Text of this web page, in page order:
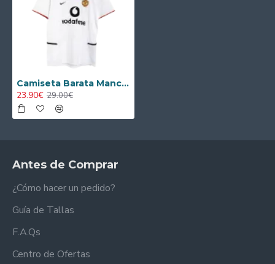
Camiseta Barata Manchester United Segunda Equipación 2002/03 Retro
23.90€ 29.00€
Antes de Comprar
¿Cómo hacer un pedido?
Guía de Tallas
F.A.Qs
Centro de Ofertas